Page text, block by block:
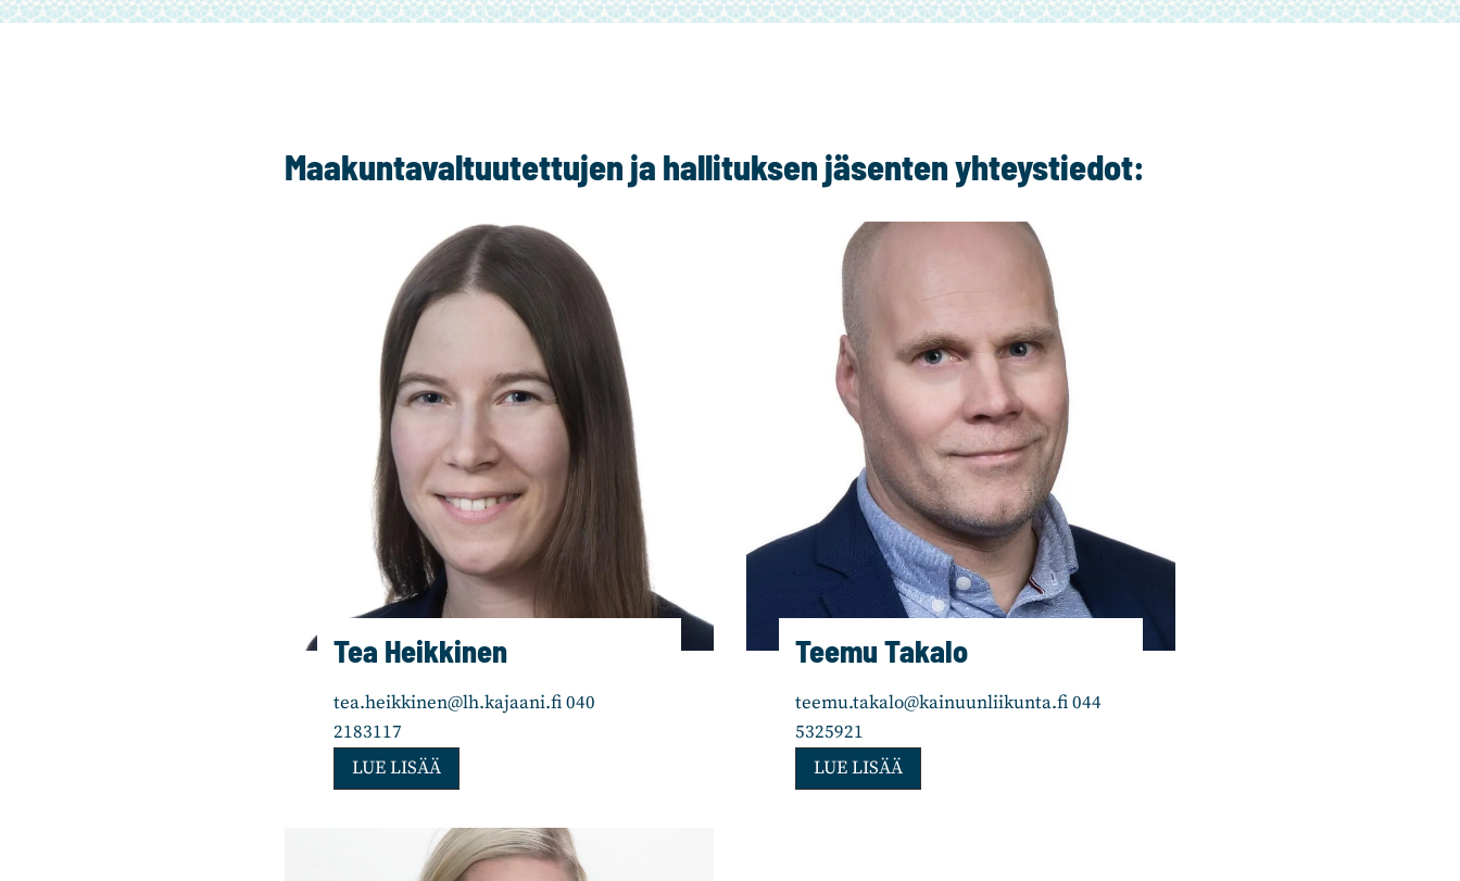
Maakuntavaltuutettujen ja hallituksen jäsenten yhteystiedot:
Tea Heikkinen
tea.heikkinen@lh.kajaani.fi 040
2183117
LUE LISÄÄT
e
a
H
Teemu Takalo
teemu.takalo@kainuunliikunta.fi 044
5325921
LUE LISÄÄT
e